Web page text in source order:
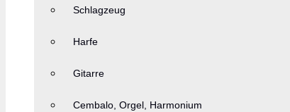
Schlagzeug
Harfe
Gitarre
Cembalo, Orgel, Harmonium